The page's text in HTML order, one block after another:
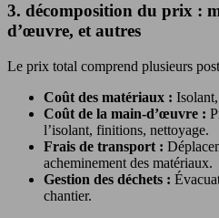
3. décomposition du prix :
d’œuvre, et autres
Le prix total comprend plusieurs
Coût des matériaux :
Coût de la main-d’œuvre :
l’isolant, finitions, nettoyage.
Frais de transport :
acheminement des matériaux.
Gestion des déchets :
chantier.